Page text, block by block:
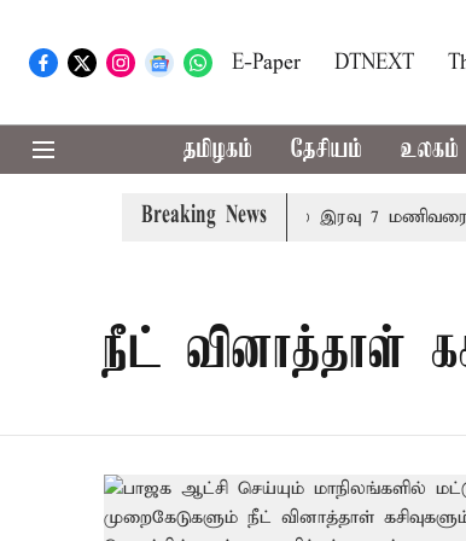
E-Paper DTNEXT
தமிழகம் தேசியம் உலகம்
Breaking News
23 மாவட்டங்களில் இரவு 7 மணிவரை
நீட் வினாத்தாள்